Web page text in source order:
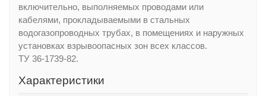
включительно, выполняемых проводами или
кабелями, прокладываемыми в стальных
водогазопроводных трубах, в помещениях и наружных
установках взрывоопасных зон всех классов.
ТУ 36-1739-82.
Характеристики